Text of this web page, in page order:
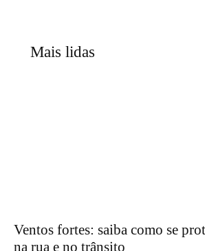
Mais lidas
Ventos fortes: saiba como se
na rua e no trânsito